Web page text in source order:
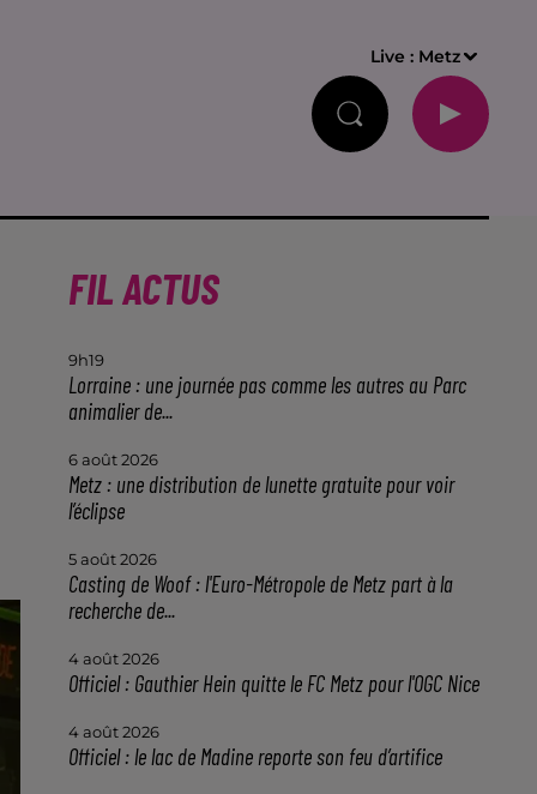
Live : Metz
FIL ACTUS
9h19
Lorraine : une journée pas comme les autres au Parc
animalier de...
6 août 2026
Metz : une distribution de lunette gratuite pour voir
l’éclipse
5 août 2026
Casting de Woof : l'Euro-Métropole de Metz part à la
recherche de...
4 août 2026
Officiel : Gauthier Hein quitte le FC Metz pour l'OGC Nice
4 août 2026
Officiel : le lac de Madine reporte son feu d’artifice